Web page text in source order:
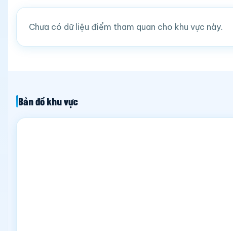
Chưa có dữ liệu điểm tham quan cho khu vực này.
Bản đồ khu vực